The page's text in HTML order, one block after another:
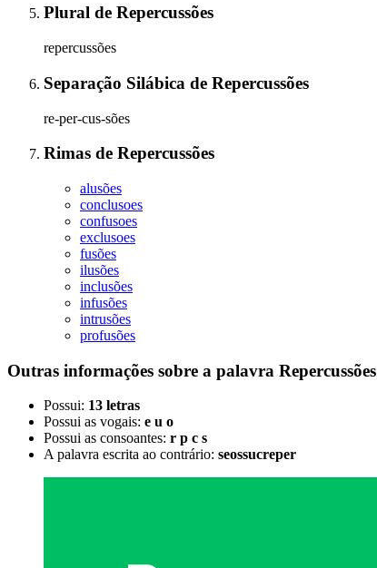
Plural de Repercussões
repercussões
Separação Silábica de Repercussões
re-per-cus-sões
Rimas de Repercussões
alusões
conclusoes
confusoes
exclusoes
fusões
ilusões
inclusões
infusões
intrusões
profusões
Outras informações sobre a palavra Repercussões
Possui: 13 letras
Possui as vogais: e u o
Possui as consoantes: r p c s
A palavra escrita ao contrário: seossucreper